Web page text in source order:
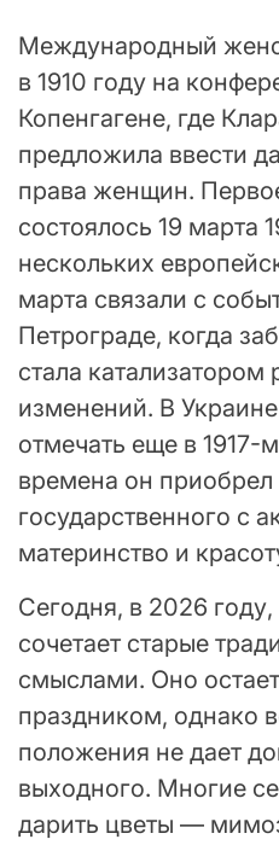
Международный
в 1910 году на
Копенгагене, где
предложила ввести
права женщин.
состоялось 19 марта
нескольких
марта связали с
Петрограде, когда
стала
изменений. В
отмечать еще в 1917-
времена он приобрел
государственного с
материнство и
Сегодня, в 2026
сочетает старые
смыслами. Оно
праздником, однако
положения не дает
выходного. Многие
дарить цветы —